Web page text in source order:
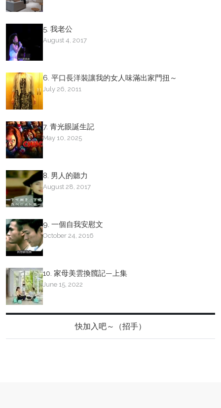
5. 我老公
August 4, 2017
6. 平口長洋裝讓我的女人味滿出家門扭～
July 26, 2011
7. 青光眼誕生記
May 10, 2025
8. 男人的聽力
August 28, 2017
9. 一個自我安慰文
October 24, 2016
10. 家母美雲換髖記—上集
June 15, 2022
快加入吧～（招手）